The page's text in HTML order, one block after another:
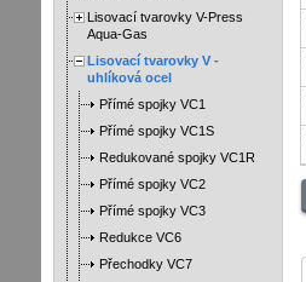
Lisovací tvarovky V-Press
Aqua-Gas
Lisovací tvarovky V -
uhlíková ocel
Přímé spojky VC1
Přímé spojky VC1S
Redukované spojky VC1R
Přímé spojky VC2
Přímé spojky VC3
Redukce VC6
Přechodky VC7